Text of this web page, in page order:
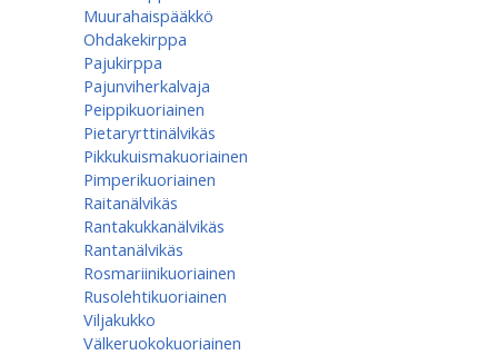
Muurahaispääkkö
Ohdakekirppa
Pajukirppa
Pajunviherkalvaja
Peippikuoriainen
Pietaryrttinälvikäs
Pikkukuismakuoriainen
Pimperikuoriainen
Raitanälvikäs
Rantakukkanälvikäs
Rantanälvikäs
Rosmariinikuoriainen
Rusolehtikuoriainen
Viljakukko
Välkeruokokuoriainen